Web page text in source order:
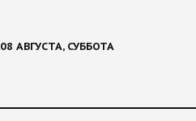
08 АВГУСТА, СУББОТА